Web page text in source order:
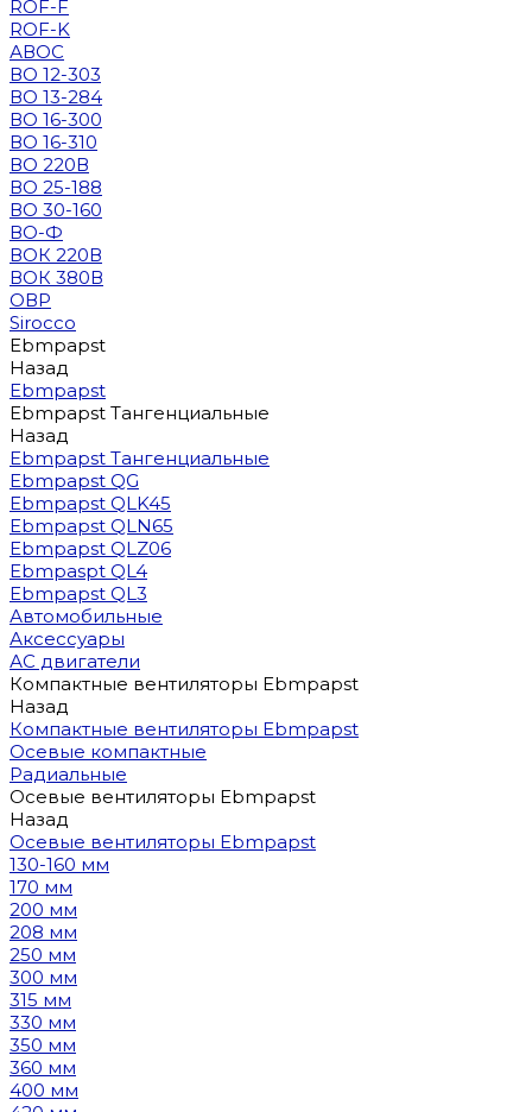
ROF-F
ROF-K
АВОС
ВО 12-303
ВО 13-284
ВО 16-300
ВО 16-310
ВО 220В
ВО 25-188
ВО 30-160
ВО-Ф
ВОК 220В
ВОК 380В
ОВР
Sirocco
Ebmpapst
Назад
Ebmpapst
Ebmpapst Тангенциальные
Назад
Ebmpapst Тангенциальные
Ebmpapst QG
Ebmpapst QLK45
Ebmpapst QLN65
Ebmpapst QLZ06
Ebmpaspt QL4
Ebmpapst QL3
Автомобильные
Аксессуары
АС двигатели
Компактные вентиляторы Ebmpapst
Назад
Компактные вентиляторы Ebmpapst
Осевые компактные
Радиальные
Осевые вентиляторы Ebmpapst
Назад
Осевые вентиляторы Ebmpapst
130-160 мм
170 мм
200 мм
208 мм
250 мм
300 мм
315 мм
330 мм
350 мм
360 мм
400 мм